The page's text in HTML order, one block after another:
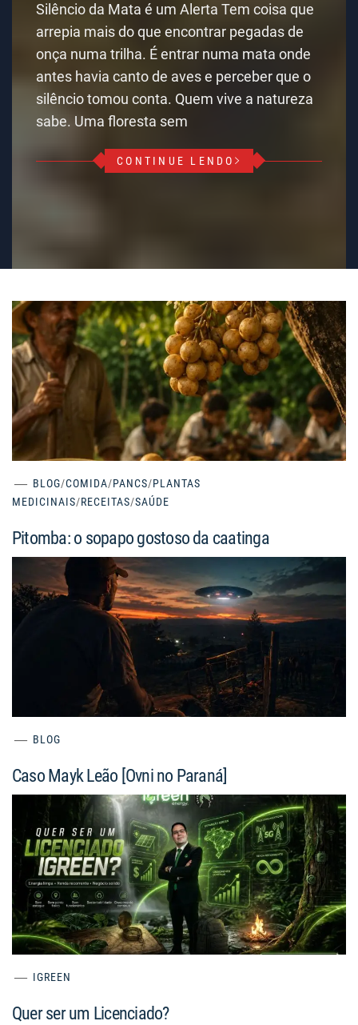
Silêncio da Mata é um Alerta Tem coisa que
arrepia mais do que encontrar pegadas de
onça numa trilha. É entrar numa mata onde
antes havia canto de aves e perceber que o
silêncio tomou conta. Quem vive a natureza
sabe. Uma floresta sem
CONTINUE LENDO
BLOG/COMIDA/PANCS/PLANTAS
MEDICINAIS/RECEITAS/SAÚDE
Pitomba: o sopapo gostoso da caatinga
BLOG
Caso Mayk Leão [Ovni no Paraná]
IGREEN
Quer ser um Licenciado?